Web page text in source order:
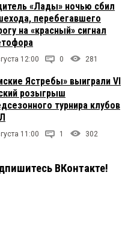
«Лады» ночью сбил
перебегавшего
на «красный» сигнал
12:00 0 281
Ястребы» выиграли VI
розыгрыш
турнира клубов
11:00 1 302
ВКонтакте!